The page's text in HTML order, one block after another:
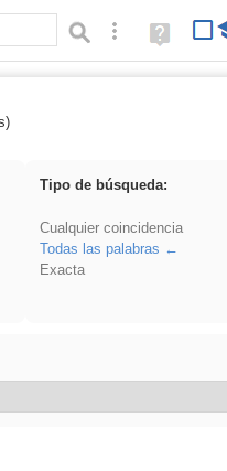
Búsqueda avanzada
Ayuda
(en
Tipo de búsqueda:
Cualquier coincidencia
Todas las palabras
Exacta